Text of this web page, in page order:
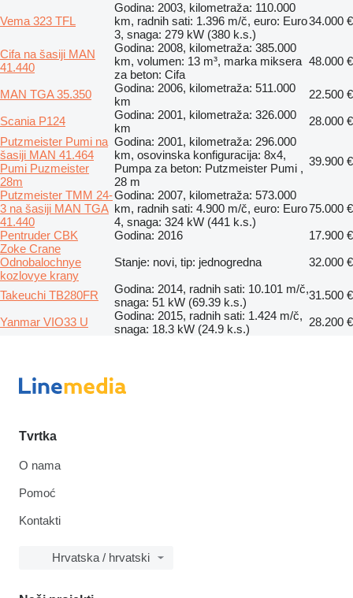
Vema 323 TFL
Godina: 2003, kilometraža: 110.000
km, radnih sati: 1.396 m/č, euro: Euro
3, snaga: 279 kW (380 k.s.)
34.000 €
Cifa na šasiji MAN
41.440
Godina: 2008, kilometraža: 385.000
km, volumen: 13 m³, marka miksera
za beton: Cifa
48.000 €
MAN TGA 35.350
Godina: 2006, kilometraža: 511.000
km
22.500 €
Scania P124
Godina: 2001, kilometraža: 326.000
km
28.000 €
Putzmeister Pumi na
šasiji MAN 41.464
Pumi Puzmeister
28m
Godina: 2001, kilometraža: 296.000
km, osovinska konfiguracija: 8x4,
Pumpa za beton: Putzmeister Pumi ,
28 m
39.900 €
Putzmeister TMM 24-
3 na šasiji MAN TGA
41.440
Godina: 2007, kilometraža: 573.000
km, radnih sati: 4.900 m/č, euro: Euro
4, snaga: 324 kW (441 k.s.)
75.000 €
Pentruder CBK
Godina: 2016
17.900 €
Zoke Crane
Odnobalochnye
kozlovye krany
Stanje: novi, tip: jednogredna 32.000 €
Takeuchi TB280FR
Godina: 2014, radnih sati: 10.101 m/č,
snaga: 51 kW (69.39 k.s.)
31.500 €
Yanmar VIO33 U
Godina: 2015, radnih sati: 1.424 m/č,
snaga: 18.3 kW (24.9 k.s.)
28.200 €
Tvrtka
O nama
Pomoć
Kontakti
Hrvatska / hrvatski